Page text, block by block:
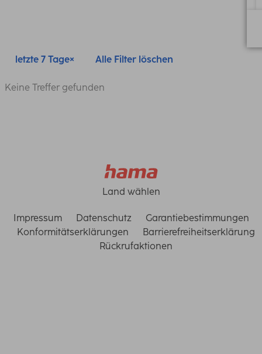
letzte 7 Tage Alle Filter löschen
Keine Treffer gefunden
Land wählen
Impressum Datenschutz
Garantiebestimmungen
Konformitätserklärungen
Barrierefreiheitserklärung
Rückrufaktionen